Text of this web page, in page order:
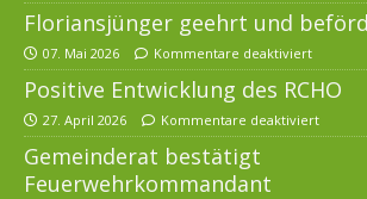
Floriansjünger geehrt und
07. Mai 2026 Kommentare deaktiviert
Positive Entwicklung des RCHO
27. April 2026 Kommentare deaktiviert
Gemeinderat bestätigt
Feuerwehrkommandant